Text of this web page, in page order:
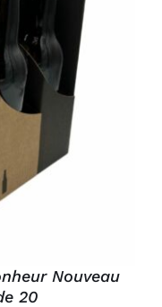
Nouveau
20